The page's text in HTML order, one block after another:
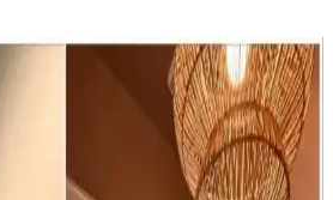
Yenileme: Fonksiyonel ve
mobilya uyumu, ton sür ton
önemlidir. Uygun fiyatlı dolap boyama
estetik ve fonksiyonellik katar.